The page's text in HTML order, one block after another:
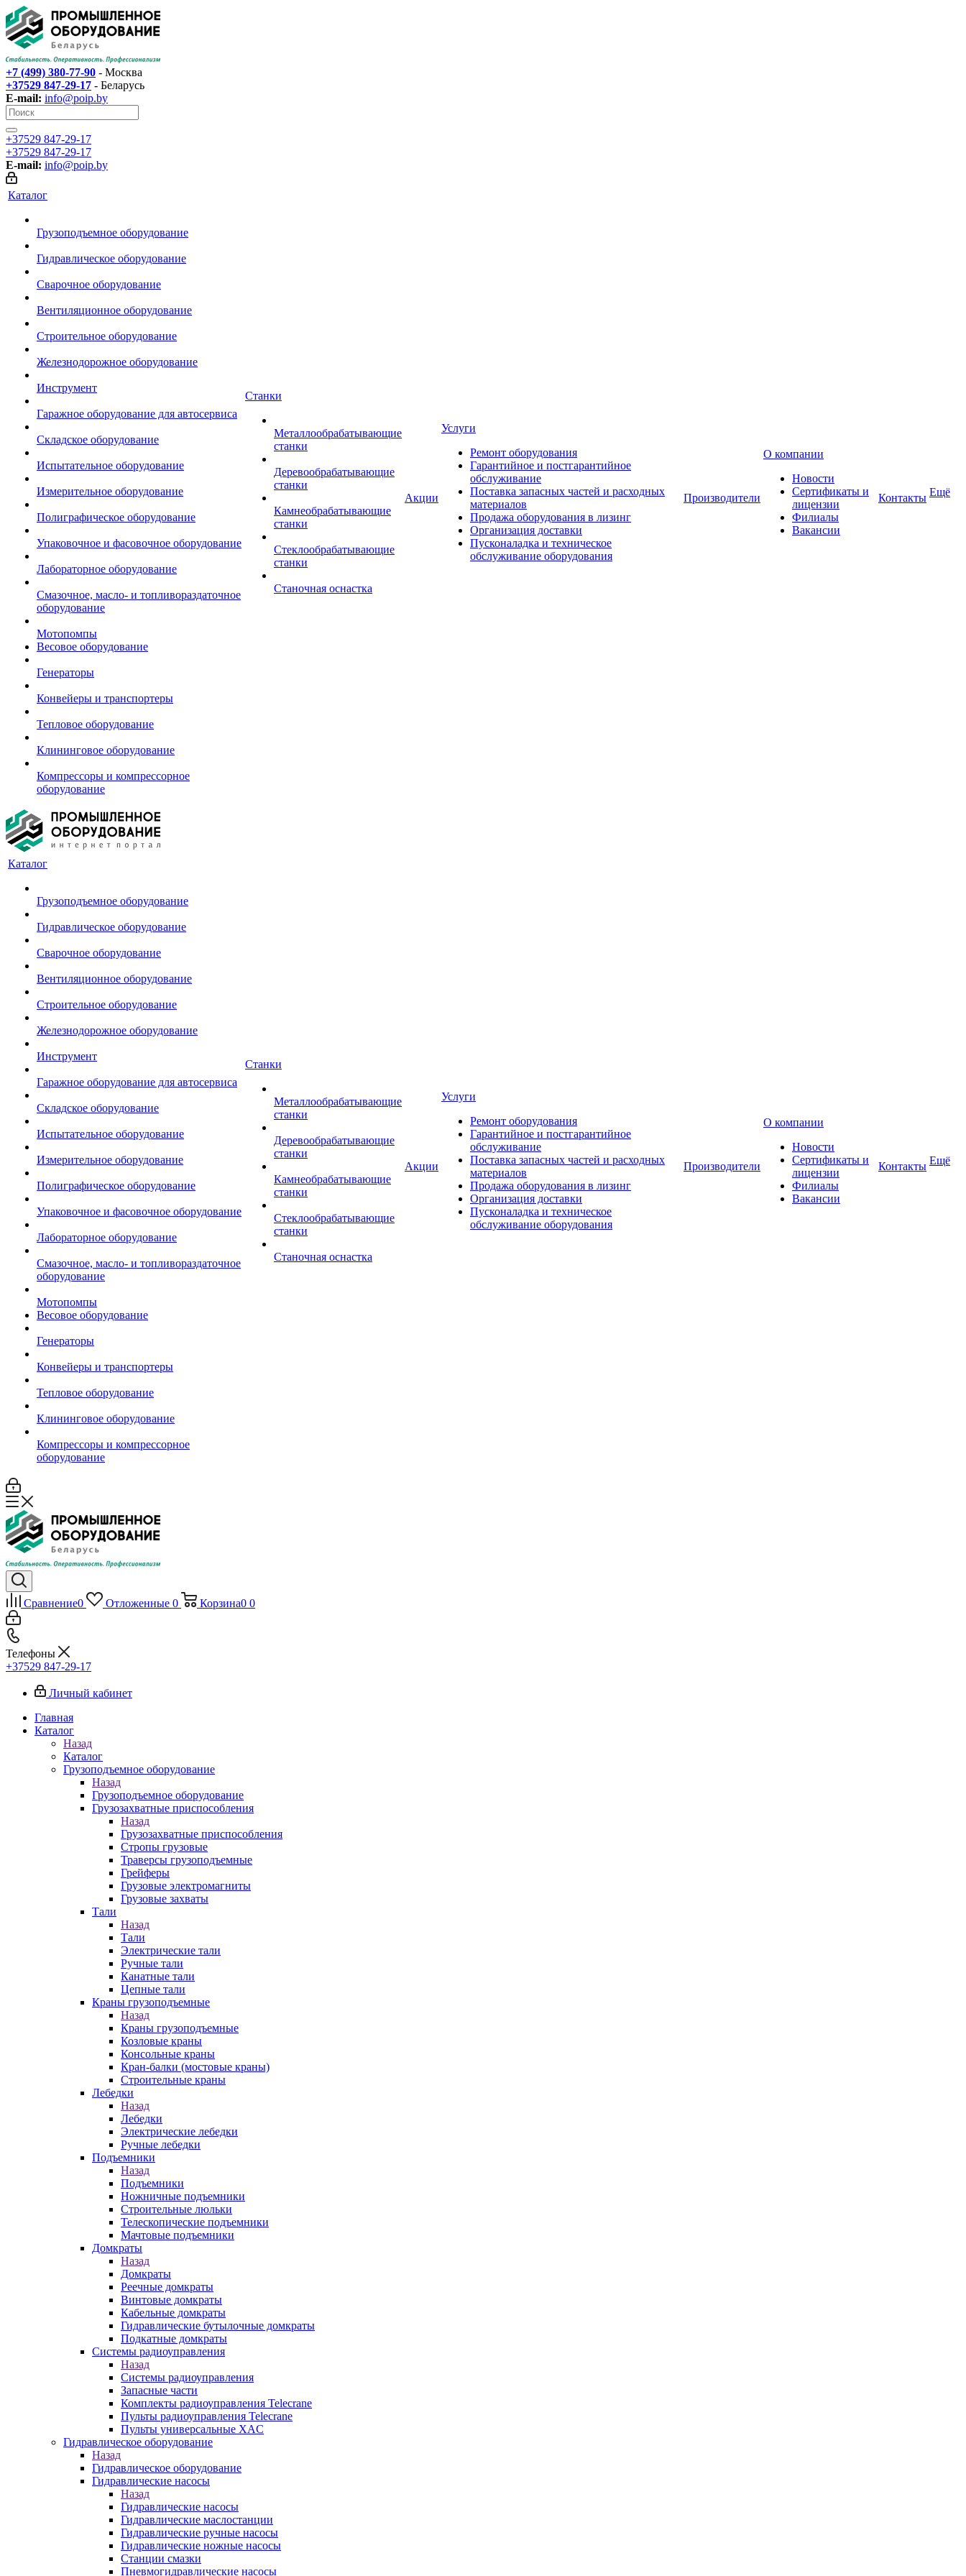
+7 (499) 380-77-90 - Москва
+37529 847-29-17‬ - Беларусь
E-mail: info@poip.by
+37529 847-29-17‬
+37529 847-29-17‬
E-mail: info@poip.by
Каталог
Грузоподъемное оборудование
Гидравлическое оборудование
Сварочное оборудование
Вентиляционное оборудование
Строительное оборудование
Железнодорожное оборудование
Инструмент
Гаражное оборудование для автосервиса
Складское оборудование
Испытательное оборудование
Измерительное оборудование
Полиграфическое оборудование
Упаковочное и фасовочное оборудование
Лабораторное оборудование
Смазочное, масло- и топливораздаточное
оборудование
Мотопомпы
Весовое оборудование
Генераторы
Конвейеры и транспортеры
Тепловое оборудование
Клининговое оборудование
Компрессоры и компрессорное
оборудование
Станки
Металлообрабатывающие
станки
Деревообрабатывающие
станки
Камнеобрабатывающие
станки
Стеклообрабатывающие
станки
Станочная оснастка
Акции
Услуги
Ремонт оборудования
Гарантийное и постгарантийное
обслуживание
Поставка запасных частей и расходных
материалов
Продажа оборудования в лизинг
Организация доставки
Пусконаладка и техническое
обслуживание оборудования
Производители
О компании
Новости
Сертификаты и
лицензии
Филиалы
Вакансии
Контакты Ещё
Каталог
Грузоподъемное оборудование
Гидравлическое оборудование
Сварочное оборудование
Вентиляционное оборудование
Строительное оборудование
Железнодорожное оборудование
Инструмент
Гаражное оборудование для автосервиса
Складское оборудование
Испытательное оборудование
Измерительное оборудование
Полиграфическое оборудование
Упаковочное и фасовочное оборудование
Лабораторное оборудование
Смазочное, масло- и топливораздаточное
оборудование
Мотопомпы
Весовое оборудование
Генераторы
Конвейеры и транспортеры
Тепловое оборудование
Клининговое оборудование
Компрессоры и компрессорное
оборудование
Станки
Металлообрабатывающие
станки
Деревообрабатывающие
станки
Камнеобрабатывающие
станки
Стеклообрабатывающие
станки
Станочная оснастка
Акции
Услуги
Ремонт оборудования
Гарантийное и постгарантийное
обслуживание
Поставка запасных частей и расходных
материалов
Продажа оборудования в лизинг
Организация доставки
Пусконаладка и техническое
обслуживание оборудования
Производители
О компании
Новости
Сертификаты и
лицензии
Филиалы
Вакансии
Контакты Ещё
Сравнение0 Отложенные 0 Корзина0 0
Телефоны
+37529 847-29-17‬
Личный кабинет
Главная
Каталог
Назад
Каталог
Грузоподъемное оборудование
Назад
Грузоподъемное оборудование
Грузозахватные приспособления
Назад
Грузозахватные приспособления
Стропы грузовые
Траверсы грузоподъемные
Грейферы
Грузовые электромагниты
Грузовые захваты
Тали
Назад
Тали
Электрические тали
Ручные тали
Канатные тали
Цепные тали
Краны грузоподъемные
Назад
Краны грузоподъемные
Козловые краны
Консольные краны
Кран-балки (мостовые краны)
Строительные краны
Лебедки
Назад
Лебедки
Электрические лебедки
Ручные лебедки
Подъемники
Назад
Подъемники
Ножничные подъемники
Строительные люльки
Телескопические подъемники
Мачтовые подъемники
Домкраты
Назад
Домкраты
Реечные домкраты
Винтовые домкраты
Кабельные домкраты
Гидравлические бутылочные домкраты
Подкатные домкраты
Системы радиоуправления
Назад
Системы радиоуправления
Запасные части
Комплекты радиоуправления Telecrane
Пульты радиоуправления Telecrane
Пульты универсальные XAC
Гидравлическое оборудование
Назад
Гидравлическое оборудование
Гидравлические насосы
Назад
Гидравлические насосы
Гидравлические маслостанции
Гидравлические ручные насосы
Гидравлические ножные насосы
Станции смазки
Пневмогидравлические насосы